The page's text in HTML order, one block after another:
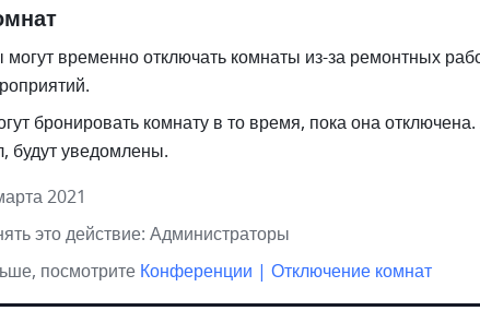
временно отключать комнаты из-за ремонтных
бронировать комнату в то время, пока она отключена.
будут уведомлены.
2021
это действие: Администраторы
посмотрите Конференции | Отключение комнат